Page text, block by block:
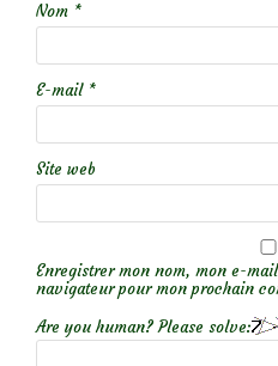
Nom *
E-mail *
Site web
Enregistrer mon nom, mon e-
navigateur pour mon prochain
Are you human? Please solve: